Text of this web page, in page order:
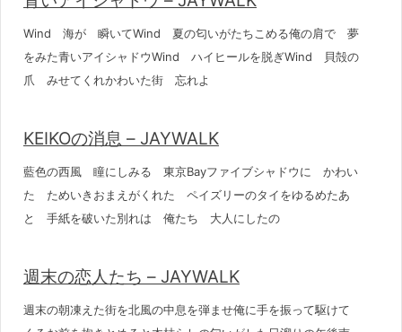
Wind 海が 瞬いてWind 夏の匂いがたちこめる俺の肩で 夢
をみた青いアイシャドウWind ハイヒールを脱ぎWind 貝殻の
爪 みせてくれかわいた街 忘れよ
KEIKOの消息 – JAYWALK
藍色の西風 瞳にしみる 東京Bayファイブシャドウに かわい
た ためいきおまえがくれた ペイズリーのタイをゆるめたあ
と 手紙を破いた別れは 俺たち 大人にしたの
週末の恋人たち – JAYWALK
週末の朝凍えた街を北風の中息を弾ませ俺に手を振って駆けて